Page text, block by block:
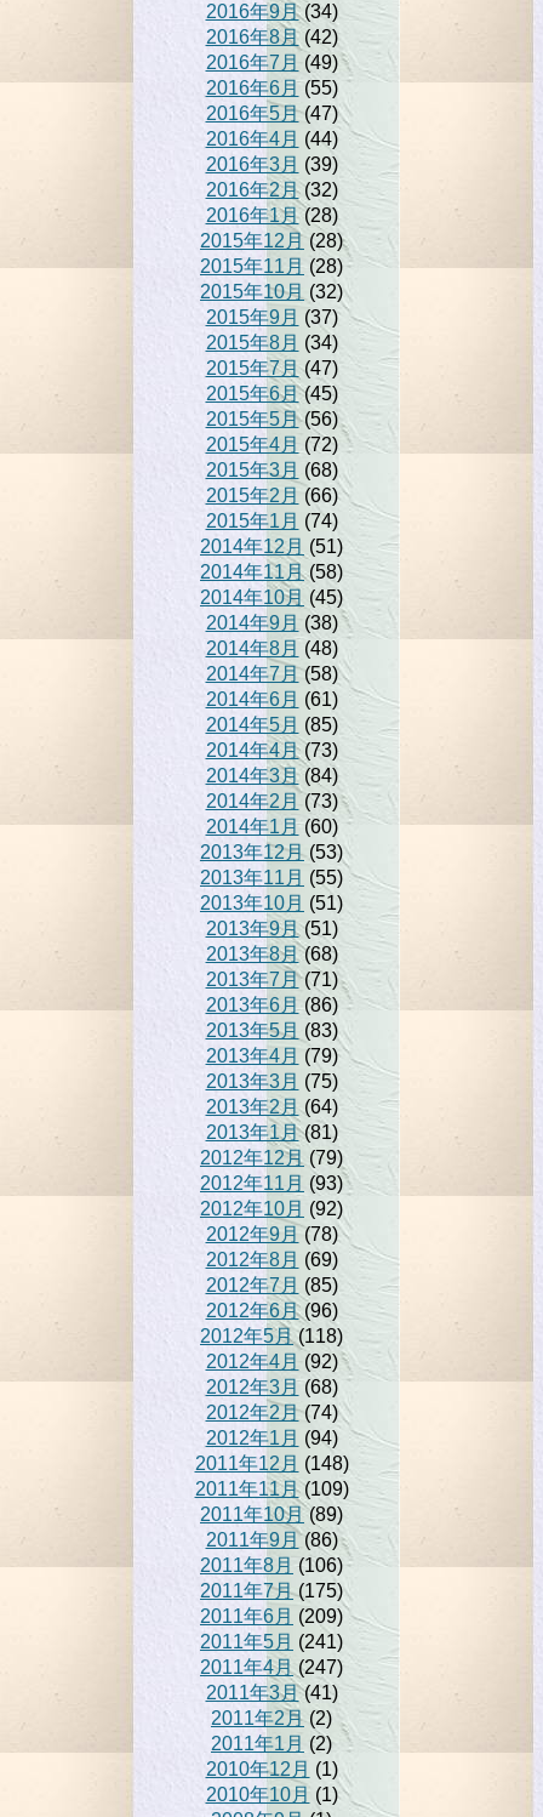
2016年9月(34)
2016年8月(42)
2016年7月 (49)
2016年6月(55)
2016年5月(47)
2016年4月 (44)
2016年3月 (39)
2016年2月(32)
2016年1月(28)
2015年12月 (28)
2015年11月 (28)
2015年10月 (32)
2015年9月 (37)
2015年8月 (34)
2015年7月 (47)
2015年6月(45)
2015年5月(56)
2015年4月 (72)
2015年3月 (68)
2015年2月 (66)
2015年1月 (74)
2014年12月 (51)
2014年11月(58)
2014年10月 (45)
2014年9月 (38)
2014年8月 (48)
2014年7月(58)
2014年6月 (61)
2014年5月 (85)
2014年4月(73)
2014年3月(84)
2014年2月 (73)
2014年1月(60)
2013年12月 (53)
2013年11月 (55)
2013年10月 (51)
2013年9月(51)
2013年8月(68)
2013年7月(71)
2013年6月(86)
2013年5月 (83)
2013年4月 (79)
2013年3月 (75)
2013年2月 (64)
2013年1月(81)
2012年12月 (79)
2012年11月 (93)
2012年10月 (92)
2012年9月 (78)
2012年8月 (69)
2012年7月 (85)
2012年6月(96)
2012年5月 (118)
2012年4月 (92)
2012年3月(68)
2012年2月(74)
2012年1月 (94)
2011年12月 (148)
2011年11月(109)
2011年10月(89)
2011年9月(86)
2011年8月 (106)
2011年7月(175)
2011年6月 (209)
2011年5月 (241)
2011年4月 (247)
2011年3月(41)
2011年2月 (2)
2011年1月 (2)
2010年12月 (1)
2010年10月(1)